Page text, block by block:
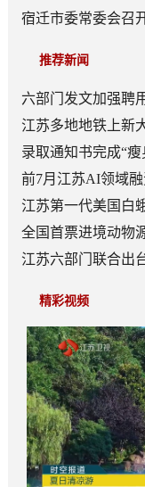
宿迁市委常委会召
推荐新闻
六部门发文加强聘
江苏多地地铁上新
——从“客流通道”
录取通知书完成“
一课
前7月江苏AI领域
底盘夯实
江苏第一代美国白
全国首票进境动物
江苏六部门联合出
精彩视频